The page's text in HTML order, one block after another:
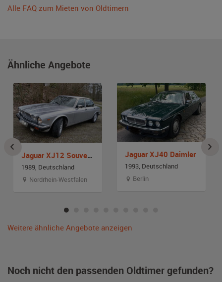
Alle FAQ zum Mieten von Oldtimern
Ähnliche Angebote
Jaguar XJ12 Souvereign Serie III
1989, Deutschland
Nordrhein-Westfalen
Jaguar XJ40 Daimler
1993, Deutschland
Berlin
Weitere ähnliche Angebote anzeigen
Noch nicht den passenden Oldtimer gefunden?